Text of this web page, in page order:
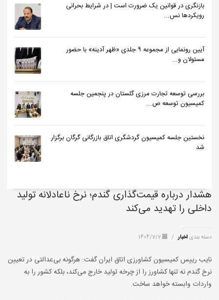
بازنگری در قوانین یک ضرورت است | در شرایط بحرانی
رویکردها نس...
آیین رونمایی از مجموعه ۹ جلدی «ظهر آدینه» با حضور
مسئولان و...
بررسی توسعه تجارت مرزی گلستان در پنجمین جلسه
کمیسیون توسعه ص...
نخستین جلسه کمیسیون گردشگری اتاق بازرگانی گرگان برگزار
شد
هشدار درباره قیمت‌گذاری گندم؛ نرخ ناعادلانه تولید
داخلی را تهدید می‌کند
دسته بندیاخبار /
نایب رییس کمیسیون کشاورزی اتاق ایران گفت: هرگونه بی‌عدالتی در تعیین
نرخ گندم نه تنها کشاورز را از چرخه تولید خارج می‌کند، بلکه کشور را به
واردات وابسته خواهد ساخت.